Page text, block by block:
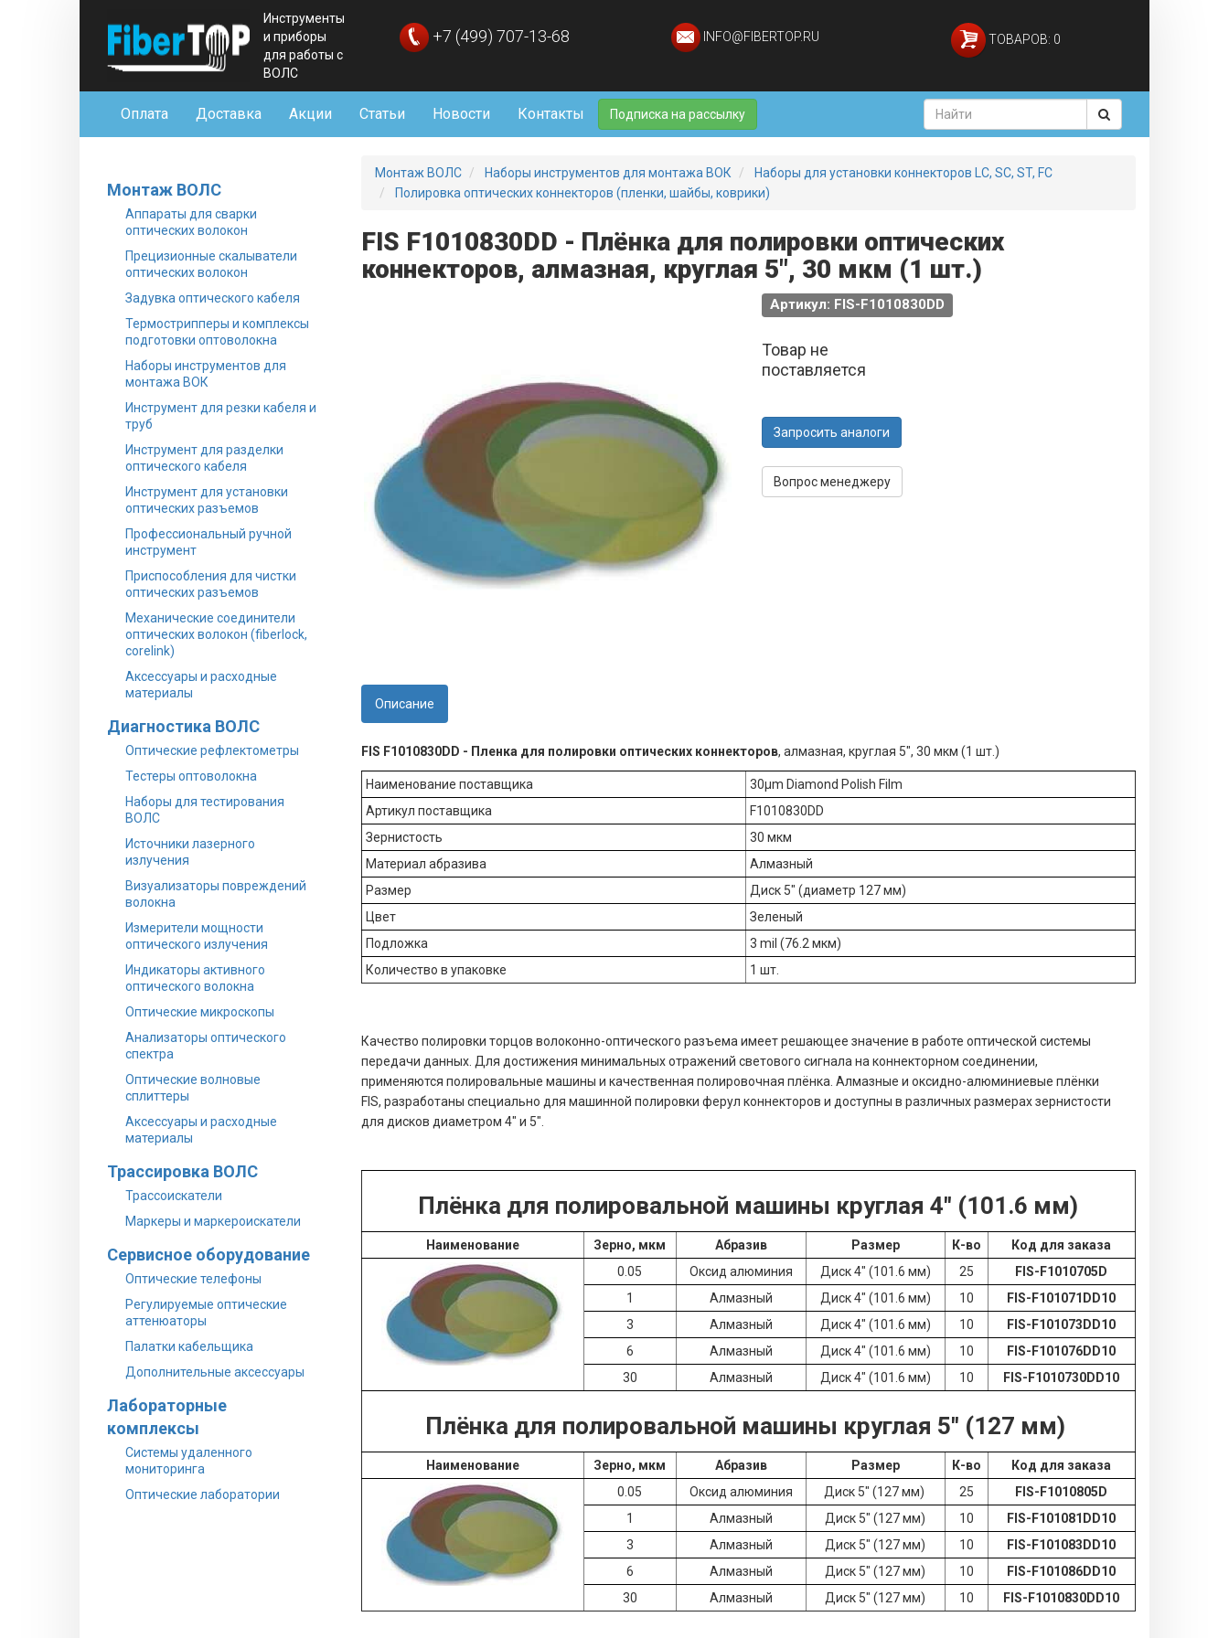
Инструменты
и приборы
для работы с
ВОЛС
+7 (499) 707-13-68 INFO@FIBERTOP.RU ТОВАРОВ: 0
Оплата Доставка Акции Статьи Новости Контакты Подписка на рассылку
Монтаж ВОЛС
Аппараты для сварки
оптических волокон
Прецизионные скалыватели
оптических волокон
Задувка оптического кабеля
Термострипперы и комплексы
подготовки оптоволокна
Наборы инструментов для
монтажа ВОК
Инструмент для резки кабеля и
труб
Инструмент для разделки
оптического кабеля
Инструмент для установки
оптических разъемов
Профессиональный ручной
инструмент
Приспособления для чистки
оптических разъемов
Механические соединители
оптических волокон (fiberlock,
corelink)
Аксессуары и расходные
материалы
Диагностика ВОЛС
Оптические рефлектометры
Тестеры оптоволокна
Наборы для тестирования
ВОЛС
Источники лазерного
излучения
Визуализаторы повреждений
волокна
Измерители мощности
оптического излучения
Индикаторы активного
оптического волокна
Оптические микроскопы
Анализаторы оптического
спектра
Оптические волновые
сплиттеры
Аксессуары и расходные
материалы
Трассировка ВОЛС
Трассоискатели
Маркеры и маркероискатели
Сервисное оборудование
Оптические телефоны
Регулируемые оптические
аттенюаторы
Палатки кабельщика
Дополнительные аксессуары
Лабораторные
комплексы
Системы удаленного
мониторинга
Оптические лаборатории
Монтаж ВОЛС Наборы инструментов для монтажа ВОК
Наборы для установки коннекторов LC, SC, ST, FC
Полировка оптических коннекторов (пленки, шайбы, коврики)
FIS F1010830DD - Плёнка для полировки оптических
коннекторов, алмазная, круглая 5", 30 мкм (1 шт.)
Артикул: FIS-F1010830DD
Товар не
поставляется
Запросить аналоги
Вопрос менеджеру
Описание
FIS F1010830DD - Пленка для полировки оптических коннекторов, алмазная, круглая 5", 30 мкм (1 шт.)
Наименование поставщика
30µm Diamond Polish Film
Артикул поставщика
F1010830DD
Зернистость
30 мкм
Материал абразива
Алмазный
Размер
Диск 5" (диаметр 127 мм)
Цвет
Зеленый
Подложка
3 mil (76.2 мкм)
Количество в упаковке
1 шт.
Качество полировки торцов волоконно-оптического разъема имеет решающее значение в работе оптической системы
передачи данных. Для достижения минимальных отражений светового сигнала на коннекторном соединении,
применяются полировальные машины и качественная полировочная плёнка. Алмазные и оксидно-алюминиевые плёнки
FIS, разработаны специально для машинной полировки ферул коннекторов и доступны в различных размерах зернистости
для дисков диаметром 4" и 5".
Плёнка для полировальной машины круглая 4" (101.6 мм)
Наименование Зерно, мкм Абразив Размер К-во
Код для заказа
0.05
Оксид алюминия Диск 4" (101.6 мм) 25
FIS-F1010705D
1
Алмазный Диск 4" (101.6 мм) 10
FIS-F101071DD10
3
Алмазный Диск 4" (101.6 мм) 10
FIS-F101073DD10
6
Алмазный Диск 4" (101.6 мм) 10
FIS-F101076DD10
30
Алмазный Диск 4" (101.6 мм) 10 FIS-F1010730DD10
Плёнка для полировальной машины круглая 5" (127 мм)
Наименование Зерно, мкм Абразив Размер К-во
Код для заказа
0.05
Оксид алюминия Диск 5" (127 мм) 25
FIS-F1010805D
1
Алмазный Диск 5" (127 мм) 10
FIS-F101081DD10
3
Алмазный Диск 5" (127 мм) 10
FIS-F101083DD10
6
Алмазный Диск 5" (127 мм) 10
FIS-F101086DD10
30
Алмазный Диск 5" (127 мм) 10 FIS-F1010830DD10